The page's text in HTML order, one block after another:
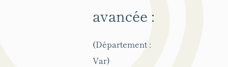
avancée :
(Département :
Var)